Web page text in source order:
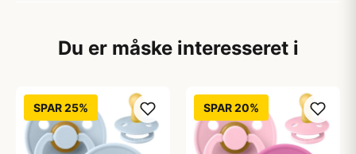
Du er måske interesseret i
SPAR 25% SPAR 20%